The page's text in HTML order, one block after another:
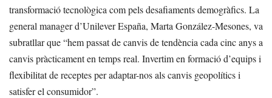
transformació tecnològica com pels desafiaments demogràfics. La
general manager d’Unilever España, Marta González-Mesones, va
subratllar que “hem passat de canvis de tendència cada cinc anys a
canvis pràcticament en temps real. Invertim en formació d’equips i
flexibilitat de receptes per adaptar-nos als canvis geopolítics i
satisfer el consumidor”.